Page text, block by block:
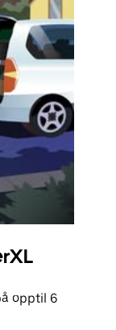
opptil 6